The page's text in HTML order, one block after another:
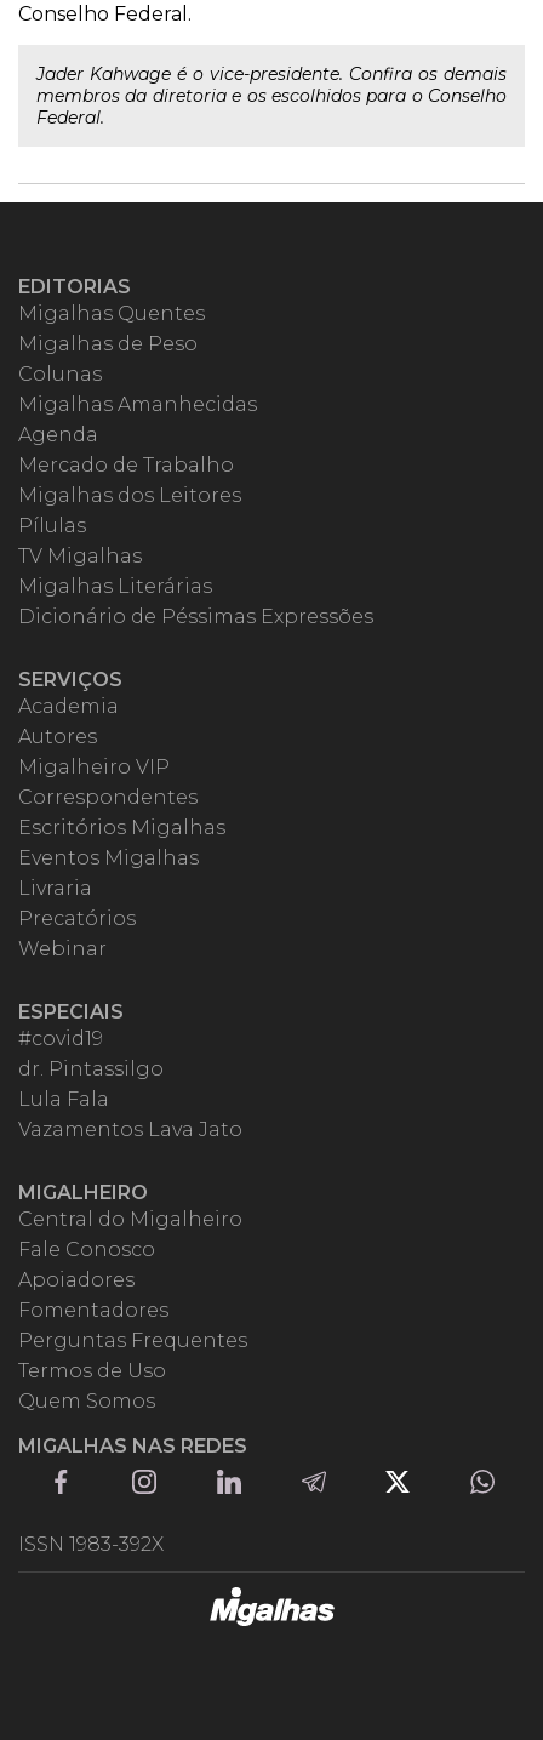
Conselho Federal.
Jader Kahwage é o vice-presidente. Confira os demais
membros da diretoria e os escolhidos para o Conselho
Federal.
EDITORIAS
Migalhas Quentes
Migalhas de Peso
Colunas
Migalhas Amanhecidas
Agenda
Mercado de Trabalho
Migalhas dos Leitores
Pílulas
TV Migalhas
Migalhas Literárias
Dicionário de Péssimas Expressões
SERVIÇOS
Academia
Autores
Migalheiro VIP
Correspondentes
Escritórios Migalhas
Eventos Migalhas
Livraria
Precatórios
Webinar
ESPECIAIS
#covid19
dr. Pintassilgo
Lula Fala
Vazamentos Lava Jato
MIGALHEIRO
Central do Migalheiro
Fale Conosco
Apoiadores
Fomentadores
Perguntas Frequentes
Termos de Uso
Quem Somos
MIGALHAS NAS REDES
ISSN 1983-392X